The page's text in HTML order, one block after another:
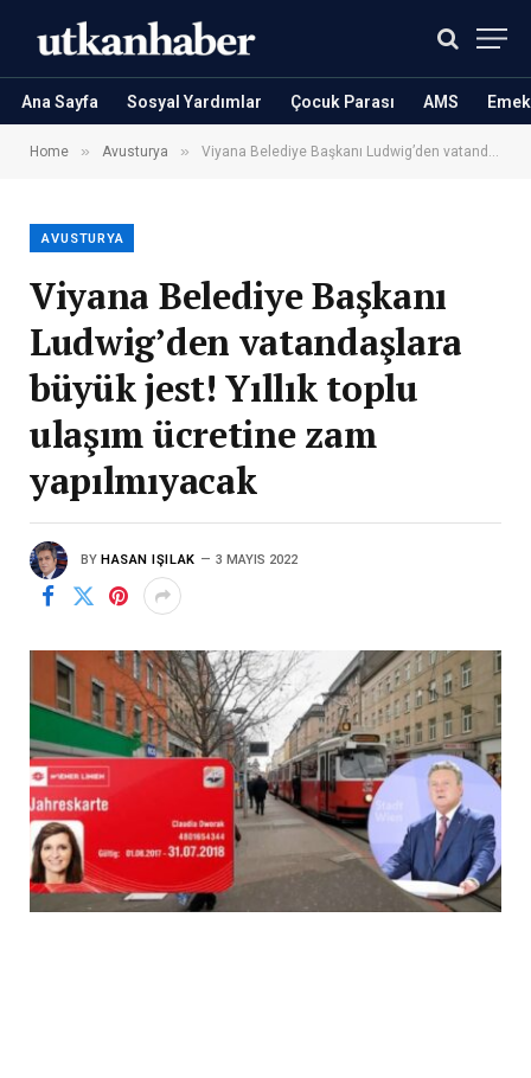
Ana Sayfa Sosyal Yardımlar Çocuk Parası AMS
Home » Avusturya » Viyana Belediye Başkanı Ludwig’den vatandaşlara büyük jest! Yıllık toplu ulaşım ücretine zam yapılmıyacak
AVUSTURYA
Viyana Belediye Başkanı
Ludwig’den vatandaşlara
büyük jest! Yıllık toplu
ulaşım ücretine zam
yapılmıyacak
BY HASAN IŞILAK 3 MAYIS 2022